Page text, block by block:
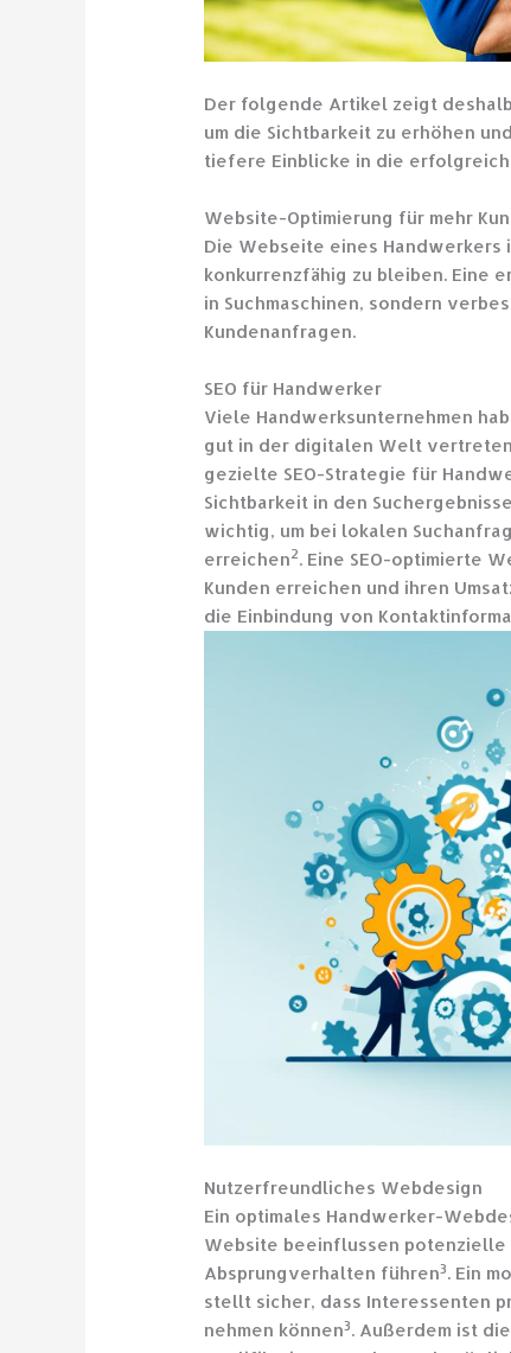
Der folgende Artikel zeigt
um die Sichtbarkeit zu erhöhen
tiefere Einblicke in die
Website-Optimierung für mehr
Die Webseite eines
konkurrenzfähig zu bleiben. Eine
in Suchmaschinen, sondern
Kundenanfragen.
SEO für Handwerker
Viele Handwerksunternehmen
gut in der digitalen Welt vertreten
gezielte SEO-Strategie für
Sichtbarkeit in den
wichtig, um bei lokalen
erreichen2. Eine SEO-optimierte
Kunden erreichen und ihren
die Einbindung von
Nutzerfreundliches Webdesign
Ein optimales Handwerker-
Website beeinflussen potenzielle
Absprungverhalten führen3. Ein
stellt sicher, dass Interessenten
nehmen können3. Außerdem ist